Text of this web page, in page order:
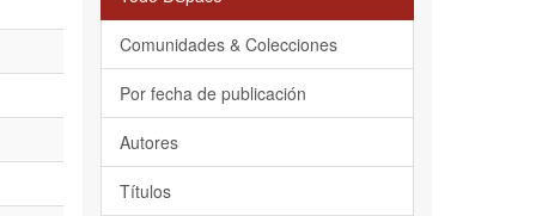
Comunidades & Colecciones
Por fecha de publicación
Autores
Títulos